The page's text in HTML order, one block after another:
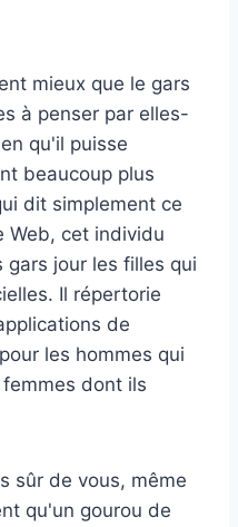
mieux que le gars
à penser par elles-
qu'il puisse
beaucoup plus
dit simplement ce
Web, cet individu
jour les filles qui
Il répertorie
de
les hommes qui
dont ils
sûr de vous, même
qu'un gourou de